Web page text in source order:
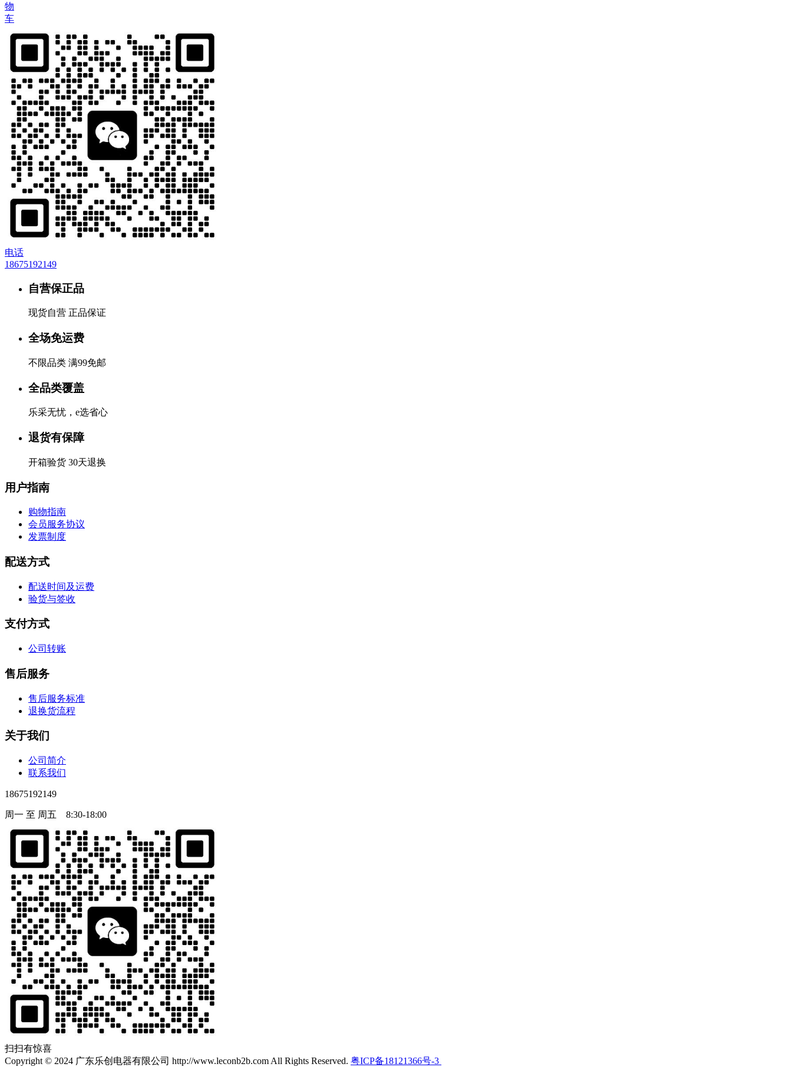
物
车
电话
18675192149
自营保正品
现货自营 正品保证
全场免运费
不限品类 满99免邮
全品类覆盖
乐采无忧，e选省心
退货有保障
开箱验货 30天退换
用户指南
购物指南
会员服务协议
发票制度
配送方式
配送时间及运费
验货与签收
支付方式
公司转账
售后服务
售后服务标准
退换货流程
关于我们
公司简介
联系我们
18675192149
周一 至 周五 8:30-18:00
扫扫有惊喜
Copyright © 2024 广东乐创电器有限公司 http://www.leconb2b.com All Rights Reserved. 粤ICP备18121366号-3